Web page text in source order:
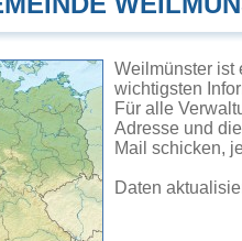
Weilmünster ist
wichtigsten
Für alle
Adresse und
Mail schicken,
Daten